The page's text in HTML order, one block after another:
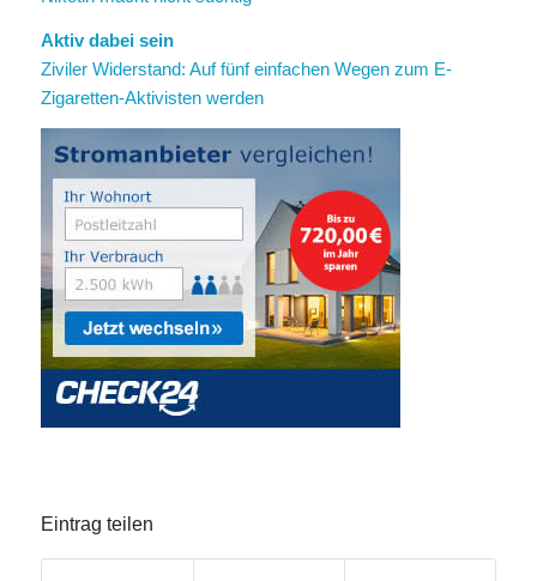
Aktiv dabei sein
Ziviler Widerstand: Auf fünf einfachen Wegen zum E-
Zigaretten-Aktivisten werden
Eintrag teilen